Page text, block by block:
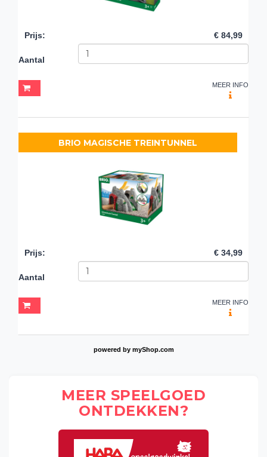
Prijs: € 84,99
Aantal
MEER INFO
BRIO MAGISCHE TREINTUNNEL
Prijs: € 34,99
Aantal
MEER INFO
powered by myShop.com
MEER SPEELGOED
ONTDEKKEN?